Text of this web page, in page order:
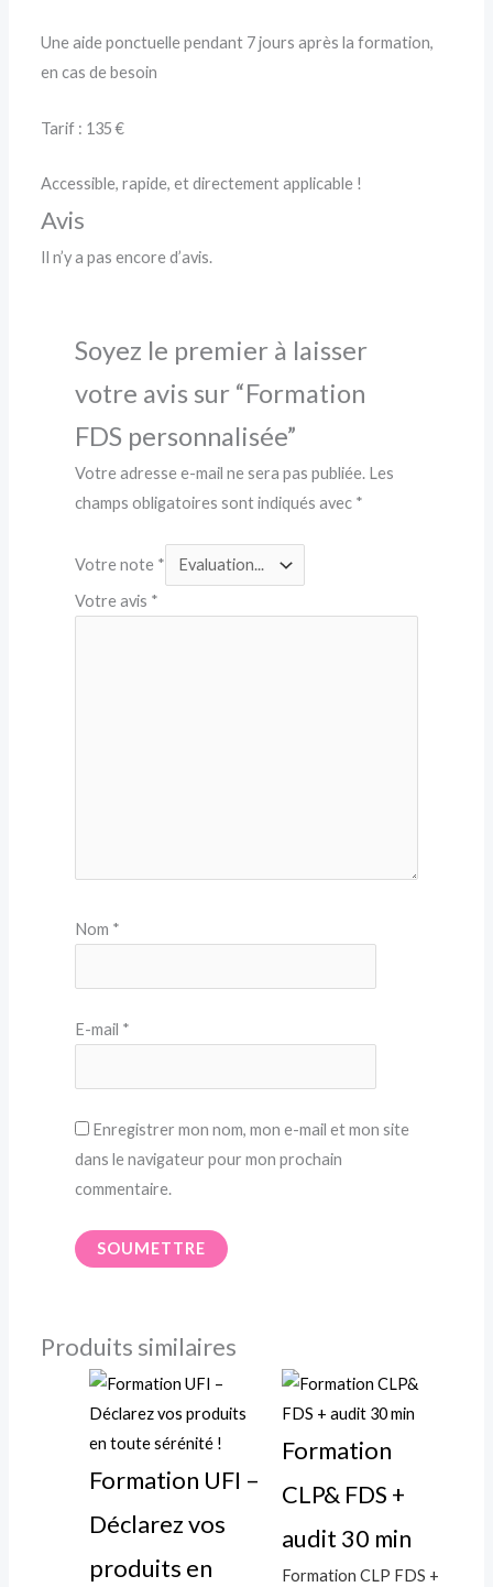
Une aide ponctuelle pendant 7 jours après la formation,
en cas de besoin
Tarif : 135 €
Accessible, rapide, et directement applicable !
Avis
Il n’y a pas encore d’avis.
Soyez le premier à laisser
votre avis sur “Formation
FDS personnalisée”
Votre adresse e-mail ne sera pas publiée. Les
champs obligatoires sont indiqués avec *
Votre note *
Votre avis *
Nom *
E-mail *
Enregistrer mon nom, mon e-mail et mon site
dans le navigateur pour mon prochain
commentaire.
Produits similaires
Formation UFI –
Déclarez vos
produits en
Formation
CLP& FDS +
audit 30 min
Formation CLP FDS +